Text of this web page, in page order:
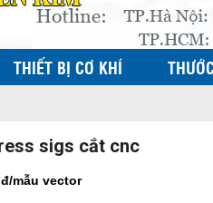
THIẾT BỊ CƠ KHÍ
sigs cắt cnc
mẫu vector